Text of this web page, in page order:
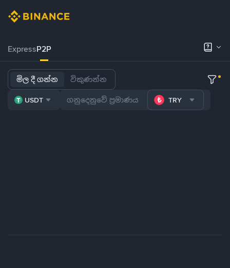
ExpressP2P
මිල දී ගන්න විකුණන්න
USDT TRY